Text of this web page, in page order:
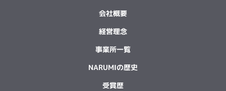
会社概要
経営理念
事業所一覧
NARUMIの歴史
受賞歴